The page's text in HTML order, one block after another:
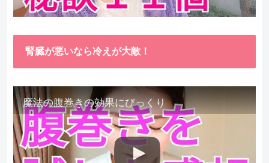
腎臓が悪いなら冷えが大敵！
魔法の腹巻きの効果にびっくり